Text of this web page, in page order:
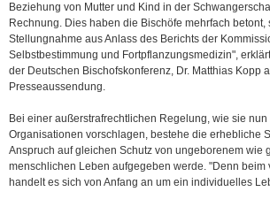
Beziehung von Mutter und Kind in der
Rechnung. Dies haben die Bischöfe mehrfach betont,
Stellungnahme aus Anlass des Berichts der
Selbstbestimmung und Fortpflanzungsmedizin",
der Deutschen Bischofskonferenz, Dr. Matthias Kopp
Presseaussendung.
Bei einer außerstrafrechtlichen Regelung, wie sie
Organisationen vorschlagen, bestehe die erhebliche
Anspruch auf gleichen Schutz von ungeborenem wie
menschlichen Leben aufgegeben werde. "Denn beim
handelt es sich von Anfang an um ein individuelles